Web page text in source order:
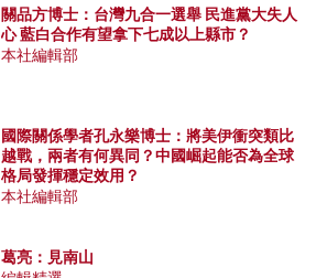
關品方博士：台灣九合一選舉 民進黨大失人
心 藍白合作有望拿下七成以上縣市？
本社編輯部
國際關係學者孔永樂博士：將美伊衝突類比
越戰，兩者有何異同？中國崛起能否為全球
格局發揮穩定效用？
本社編輯部
葛亮：見南山